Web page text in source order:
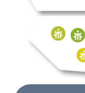
EXTRA
CONTATTI